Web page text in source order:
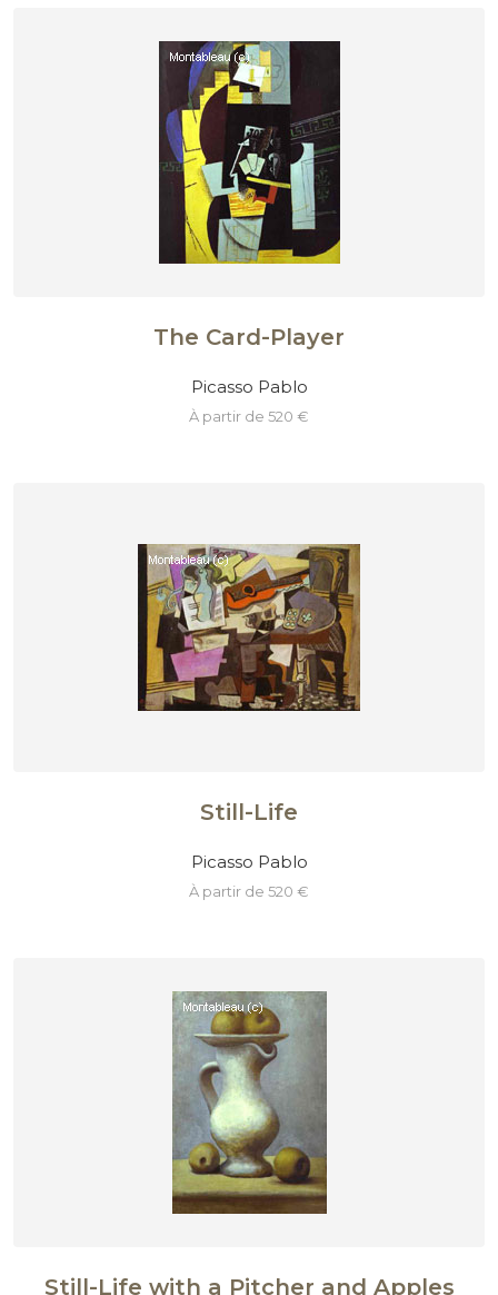
The Card-Player
Picasso Pablo
à partir de 520 €
Still-Life
Picasso Pablo
à partir de 520 €
Still-Life with a Pitcher and Apples